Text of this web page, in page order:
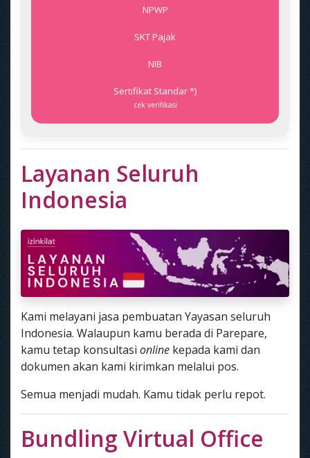
NPWP
SKT Pajak
NIB
Sertifikat Standar *)
cek verifikasi
Layanan Seluruh
Indonesia
Kami melayani jasa pembuatan Yayasan seluruh
Indonesia. Walaupun kamu berada di Parepare,
kamu tetap konsultasi online kepada kami dan
dokumen akan kami kirimkan melalui pos.
Semua menjadi mudah. Kamu tidak perlu repot.
Bundling Virtual Office